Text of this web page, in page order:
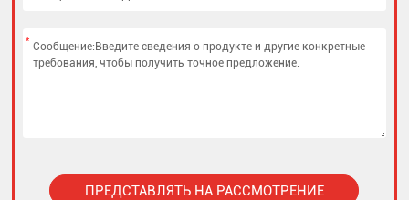
*
ПРЕДСТАВЛЯТЬ НА РАССМОТРЕНИЕ